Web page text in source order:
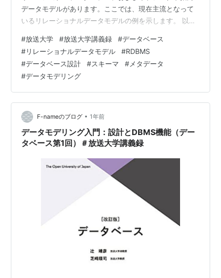
データモデルがあります。ここでは、現在主流となって
いるリレーショナルデータモデルの例を示します。 以下
ています。 リレーション（学部） 学部コード 学部名
1001 文学部 1002 理学部 リレーション（学生） 学生番
号 氏名 所属学部 220001 山田太郎 1001 220002 佐藤花
子 1002 このように、リレーショナルデータモデルは、
表形式で表現されるリレーションと呼ばれる集合で構…
#放送大学 #放送大学講義録 #データベース
#リレーショナルデータモデル #RDBMS
#データベース設計 #スキーマ # メタデータ
#データモデリング
F-nameのブログ • 1年前
データモデリング入門：設計とDBMS機能（デー
タベース第1回）＃放送大学講義録